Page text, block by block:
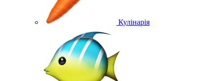
Кулінарія